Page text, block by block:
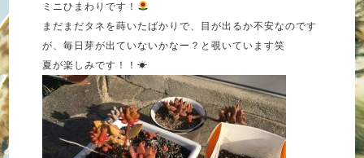
ミニひまわりです！
まだまだタネを蒔いたばかりで、目が出るか不安なのです
が、毎日芽が出ていないかなー？と覗いています笑
夏が楽しみです！！☀︎